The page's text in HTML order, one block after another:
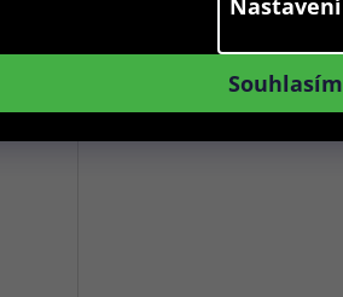
Nastavení
Souhlasím
Do košíku